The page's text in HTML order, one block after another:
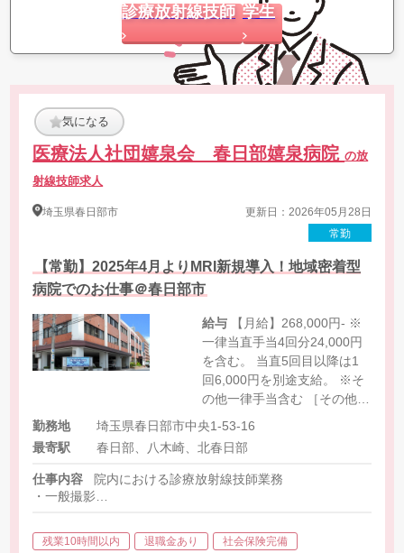
診療放射線技師 学生
気になる
医療法人社団嬉泉会 春日部嬉泉病院の放
射線技師求人
埼玉県春日部市
更新日：2026年05月28日
常勤
【常勤】2025年4月よりMRI新規導入！地域密着型
病院でのお仕事＠春日部市
給与
一律当直手当4回分24,000円
を含む。 当直5回目以降は1
回6,000円を別途支給。 ※そ
の他一律手当含む ［その他手
当］ 残業手当 災害時応援手
当 -30,000円※条件あり
勤務地
埼玉県春日部市中央1-53-16
最寄駅
春日部、八木崎、北春日部
仕事内容
院内における診療放射線技師業務
・一般撮影
・骨密度検査
・マンモグラフィー
残業10時間以内 退職金あり 社会保険完備